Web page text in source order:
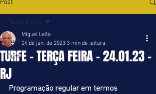
Post
Todos posts
Turfe
Todos posts
TURFE - TERÇA FEIRA - 24.01.23 -
RJ
Miguel Leão
24 de jan. de 2023 3 min de leitura
Programação regular em termos